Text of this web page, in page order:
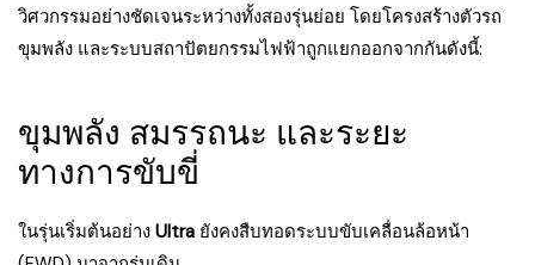
วิศวกรรมอย่างชัดเจนระหว่างทั้งสองรุ่นย่อย โดยโครงสร้างตัวรถ
ขุมพลัง และระบบสถาปัตยกรรมไฟฟ้าถูกแยกออกจากกันดังนี้:
ขุมพลัง สมรรถนะ และระยะ
ทางการขับขี่
ในรุ่นเริ่มต้นอย่าง Ultra ยังคงสืบทอดระบบขับเคลื่อนล้อหน้า